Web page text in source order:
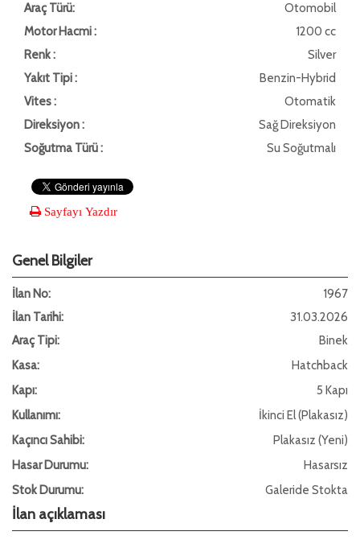
Araç Türü:
Otomobil
Motor Hacmi :
1200 cc
Renk :
Silver
Yakıt Tipi :
Benzin-Hybrid
Vites :
Otomatik
Direksiyon :
Sağ Direksiyon
Soğutma Türü :
Su Soğutmalı
Sayfayı Yazdır
Genel Bilgiler
İlan No:
1967
İlan Tarihi:
31.03.2026
Araç Tipi:
Binek
Kasa:
Hatchback
Kapı:
5 Kapı
Kullanımı:
İkinci El (Plakasız)
Kaçıncı Sahibi:
Plakasız (Yeni)
Hasar Durumu:
Hasarsız
Stok Durumu:
Galeride Stokta
İlan açıklaması